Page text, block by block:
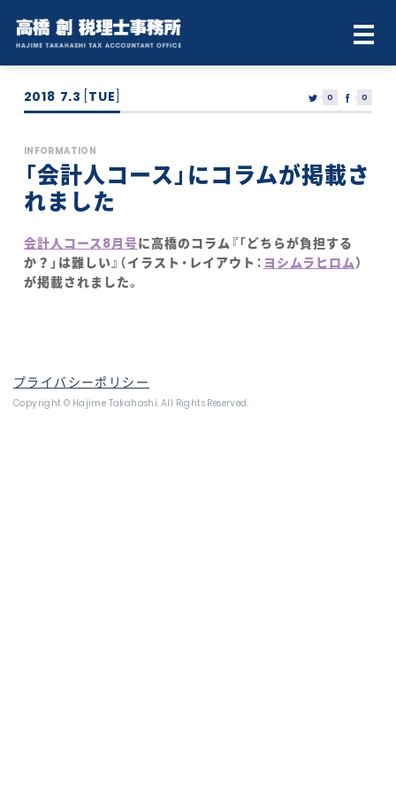
2018 7.3 TUE 0 0
INFORMATION
「会計人コース」にコラムが掲載さ
れました
会計人コース8月号に高橋のコラム『「どちらが負担する
か？」は難しい』（イラスト・レイアウト： ヨシムラヒロム）
が掲載されました。
プライバシーポリシー
Copyright © Hajime Takahashi. All Rights Reserved.